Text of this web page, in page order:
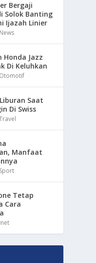
Bergaji
Solok Banting
Ijazah Linier
News
Honda Jazz
Di Keluhkan
Otomotif
Saat
Di Swiss
Manfaat
Sport
Tetap
Cara
Inet